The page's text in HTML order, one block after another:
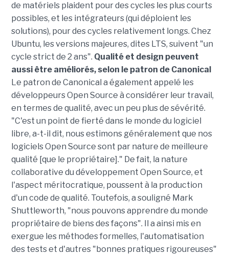
de matériels plaident pour des cycles les plus courts
possibles, et les intégrateurs (qui déploient les
solutions), pour des cycles relativement longs. Chez
Ubuntu, les versions majeures, dites LTS, suivent "un
cycle strict de 2 ans". Qualité et design peuvent
aussi être améliorés, selon le patron de Canonical
Le patron de Canonical a également appelé les
développeurs Open Source à considérer leur travail,
en termes de qualité, avec un peu plus de sévérité.
"C'est un point de fierté dans le monde du logiciel
libre, a-t-il dit, nous estimons généralement que nos
logiciels Open Source sont par nature de meilleure
qualité [que le propriétaire]." De fait, la nature
collaborative du développement Open Source, et
l'aspect méritocratique, poussent à la production
d'un code de qualité. Toutefois, a souligné Mark
Shuttleworth, "nous pouvons apprendre du monde
propriétaire de biens des façons". Il a ainsi mis en
exergue les méthodes formelles, l'automatisation
des tests et d'autres "bonnes pratiques rigoureuses"